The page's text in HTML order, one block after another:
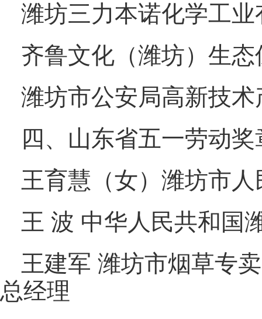
潍坊三力本诺化学工业
齐鲁文化（潍坊）生
潍坊市公安局高新技
四、山东省五一劳动
王育慧（女）潍坊市
王 波 中华人民共和国
王建军 潍坊市烟草专
总经理